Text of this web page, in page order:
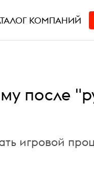
КОМПАНИЙ
после
игровой